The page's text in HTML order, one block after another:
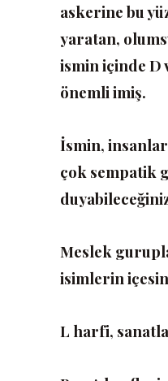
askerine bu
yaratan,
ismin içinde D
önemli imiş.
İsmin,
çok sempatik
Meslek
isimlerin
L harfi,